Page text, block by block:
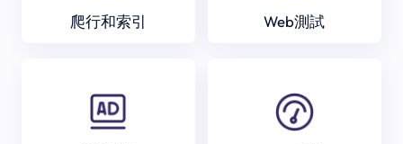
爬行和索引 Web測試